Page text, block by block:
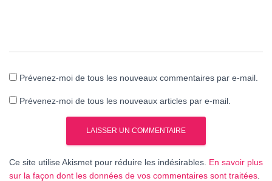
Prévenez-moi de tous les nouveaux commentaires par e-mail.
Prévenez-moi de tous les nouveaux articles par e-mail.
Ce site utilise Akismet pour réduire les indésirables. En savoir plus
sur la façon dont les données de vos commentaires sont traitées